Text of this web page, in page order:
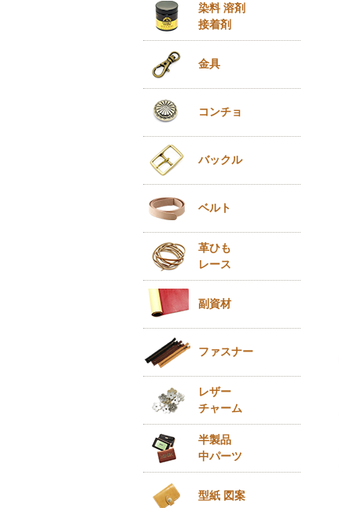
染料 溶剤
接着剤
金具
コンチョ
バックル
ベルト
革ひも
レース
副資材
ファスナー
レザー
チャーム
半製品
中パーツ
型紙 図案